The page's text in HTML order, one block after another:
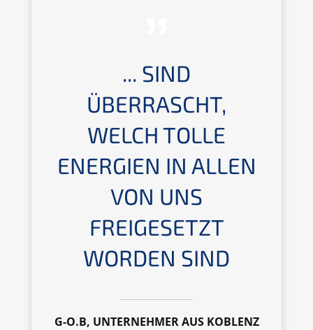
... SIND
ÜBERRASCHT,
WELCH TOLLE
ENERGIEN IN ALLEN
VON UNS
FREIGESETZT
WORDEN SIND
G-O.B, UNTERNEHMER AUS KOBLENZ